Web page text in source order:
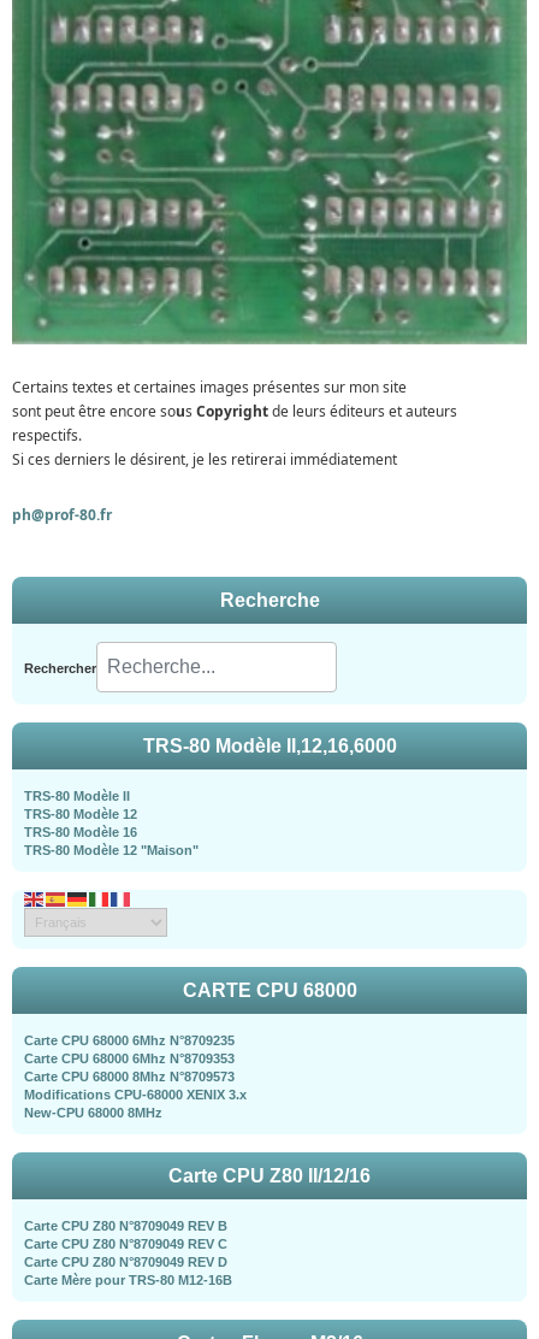
Certains textes et certaines images présentes sur mon site
sont peut être encore sous Copyrightde leurs éditeurs et auteurs
respectifs.
Si ces derniers le désirent, je les retirerai immédiatement
ph@prof-80.fr
Recherche
Rechercher
TRS-80 Modèle II,12,16,6000
TRS-80 Modèle II
TRS-80 Modèle 12
TRS-80 Modèle 16
TRS-80 Modèle 12 "Maison"
CARTE CPU 68000
Carte CPU 68000 6Mhz N°8709235
Carte CPU 68000 6Mhz N°8709353
Carte CPU 68000 8Mhz N°8709573
Modifications CPU-68000 XENIX 3.x
New-CPU 68000 8MHz
Carte CPU Z80 II/12/16
Carte CPU Z80 N°8709049 REV B
Carte CPU Z80 N°8709049 REV C
Carte CPU Z80 N°8709049 REV D
Carte Mère pour TRS-80 M12-16B